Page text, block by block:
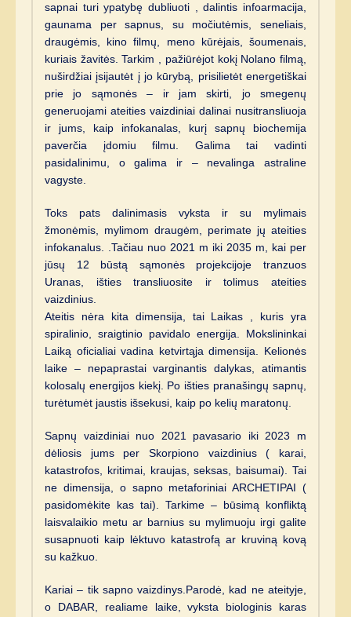
sapnai turi ypatybę dubliuoti , dalintis infoarmacija,
gaunama per sapnus, su močiutėmis, seneliais,
draugėmis, kino filmų, meno kūrėjais, šoumenais,
kuriais žavitės. Tarkim , pažiūrėjot kokį Nolano filmą,
nuširdžiai įsijautėt į jo kūrybą, prisilietėt energetiškai
prie jo sąmonės – ir jam skirti, jo smegenų
generuojami ateities vaizdiniai dalinai nusitransliuoja
ir jums, kaip infokanalas, kurį sapnų biochemija
paverčia įdomiu filmu. Galima tai vadinti
pasidalinimu, o galima ir – nevalinga astraline
vagyste.
Toks pats dalinimasis vyksta ir su mylimais
žmonėmis, mylimom draugėm, perimate jų ateities
infokanalus. .Tačiau nuo 2021 m iki 2035 m, kai per
jūsų 12 būstą sąmonės projekcijoje tranzuos
Uranas, išties transliuosite ir tolimus ateities
vaizdinius.
Ateitis nėra kita dimensija, tai Laikas , kuris yra
spiralinio, sraigtinio pavidalo energija. Mokslininkai
Laiką oficialiai vadina ketvirtąja dimensija. Kelionės
laike – nepaprastai varginantis dalykas, atimantis
kolosalų energijos kiekį. Po išties pranašingų sapnų,
turėtumėt jaustis išsekusi, kaip po kelių maratonų.
Sapnų vaizdiniai nuo 2021 pavasario iki 2023 m
dėliosis jums per Skorpiono vaizdinius ( karai,
katastrofos, kritimai, kraujas, seksas, baisumai). Tai
ne dimensija, o sapno metaforiniai ARCHETIPAI (
pasidomėkite kas tai). Tarkime – būsimą konfliktą
laisvalaikio metu ar barnius su mylimuoju irgi galite
susapnuoti kaip lėktuvo katastrofą ar kruviną kovą
su kažkuo.
Kariai – tik sapno vaizdinys.Parodė, kad ne ateityje,
o DABAR, realiame laike, vyksta biologinis karas